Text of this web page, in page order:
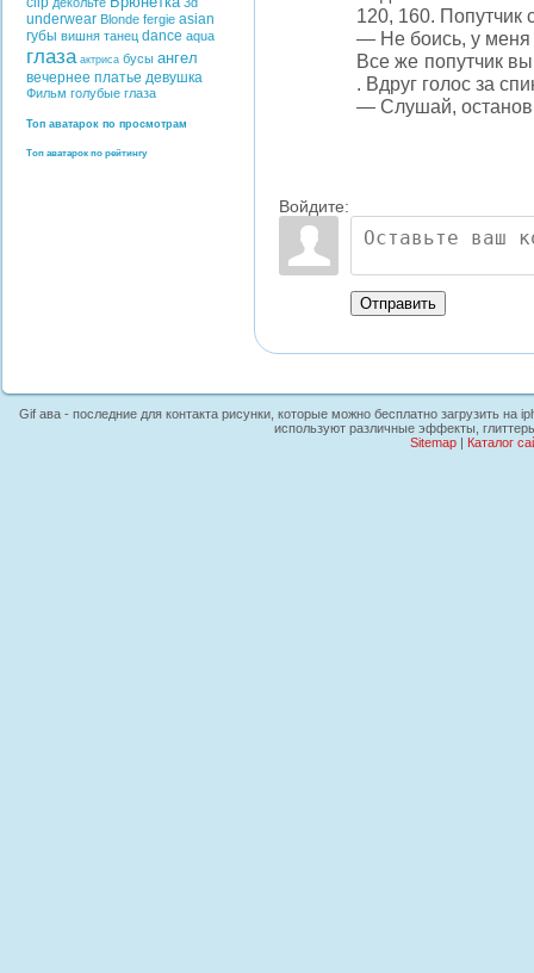
underwear Blonde fergie asian
губы вишня танец dance aqua
глаза актриса бусы ангел
вечернее платье девушка
Фильм голубые глаза
Топ аватарок по просмотрам
Топ аватарок по рейтингу
120, 160. Попутчик
— Не боись, у меня
Все же попутчик
. Вдруг голос за
— Слушай,
Войдите:
Отправить
Gif ава - последние для контакта рисунки, которые можно бесплатно загрузить на
используют различные эффекты,
Sitemap| Каталог